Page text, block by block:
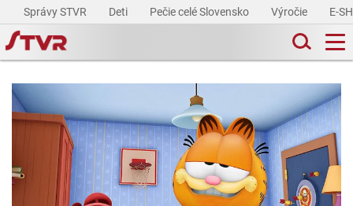
Správy STVR Deti Pečie celé Slovensko Výročie E-